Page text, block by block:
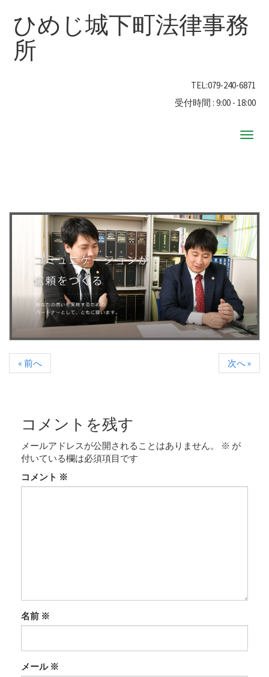
ひめじ城下町法律事務
所
TEL:079-240-6871
受付時間 : 9:00 - 18:00
ナ
ン
« 前へ 次へ »
コメントを残す
メールアドレスが公開されることはありません。 ※ が
付いている欄は必須項目です
コメント ※
名前 ※
メール ※